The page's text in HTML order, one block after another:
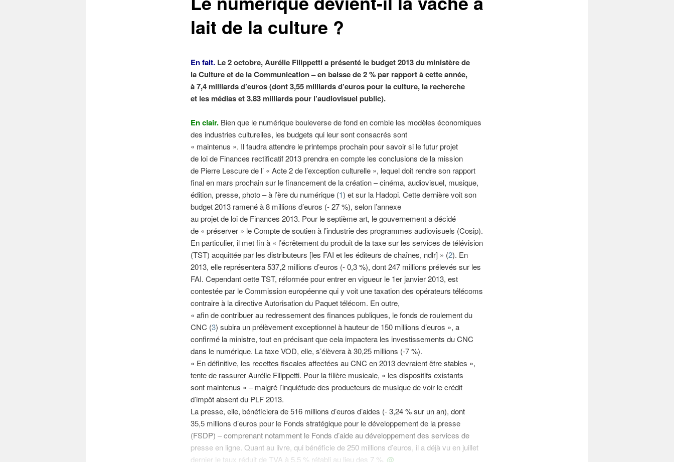
lait de la culture ?
En fait.Le 2 octobre, Aurélie Filippetti a présenté le budget 2013 du ministère de
la Culture et de la Communication – en baisse de 2 % par rapport à cette année,
à 7,4 milliards d’euros (dont 3,55 milliards d’euros pour la culture, la recherche
et les médias et 3.83 milliards pour l’audiovisuel public).
En clair.Bien que le numérique bouleverse de fond en comble les modèles économiques
des industries culturelles, les budgets qui leur sont consacrés sont
« maintenus ». Il faudra attendre le printemps prochain pour savoir si le futur projet
de loi de Finances rectificatif 2013 prendra en compte les conclusions de la mission
de Pierre Lescure de l’ « Acte 2 de l’exception culturelle », lequel doit rendre son rapport
final en mars prochain sur le financement de la création – cinéma, audiovisuel, musique,
édition, presse, photo – à l’ère du numérique (1) et sur la Hadopi. Cette dernière voit son
budget 2013 ramené à 8 millions d’euros (- 27 %), selon l’annexe
au projet de loi de Finances 2013. Pour le septième art, le gouvernement a décidé
de « préserver » le Compte de soutien à l’industrie des programmes audiovisuels (Cosip).
En particulier, il met fin à « l’écrêtement du produit de la taxe sur les services de télévision
(TST) acquittée par les distributeurs [les FAI et les éditeurs de chaînes, ndlr] » (2). En
2013, elle représentera 537,2 millions d’euros (- 0,3 %), dont 247 millions prélevés sur les
FAI. Cependant cette TST, réformée pour entrer en vigueur le 1er janvier 2013, est
contestée par le Commission européenne qui y voit une taxation des opérateurs télécoms
contraire à la directive Autorisation du Paquet télécom. En outre,
« afin de contribuer au redressement des finances publiques, le fonds de roulement du
CNC (3) subira un prélèvement exceptionnel à hauteur de 150 millions d’euros », a
confirmé la ministre, tout en précisant que cela impactera les investissements du CNC
dans le numérique. La taxe VOD, elle, s’élèvera à 30,25 millions (-7 %).
« En définitive, les recettes fiscales affectées au CNC en 2013 devraient être stables »,
tente de rassurer Aurélie Filippetti. Pour la filière musicale, « les dispositifs existants
sont maintenus » – malgré l’inquiétude des producteurs de musique de voir le crédit
d’impôt absent du PLF 2013.
La presse, elle, bénéficiera de 516 millions d’euros d’aides (- 3,24 % sur un an), dont
35,5 millions d’euros pour le Fonds stratégique pour le développement de la presse
(FSDP) – comprenant notamment le Fonds d’aide au développement des services de
presse en ligne. Quant au livre, qui bénéficie de 250 millions d’euros, il a déjà vu en juillet
dernier le taux réduit de TVA à 5,5 % rétabli au lieu des 7 %. @